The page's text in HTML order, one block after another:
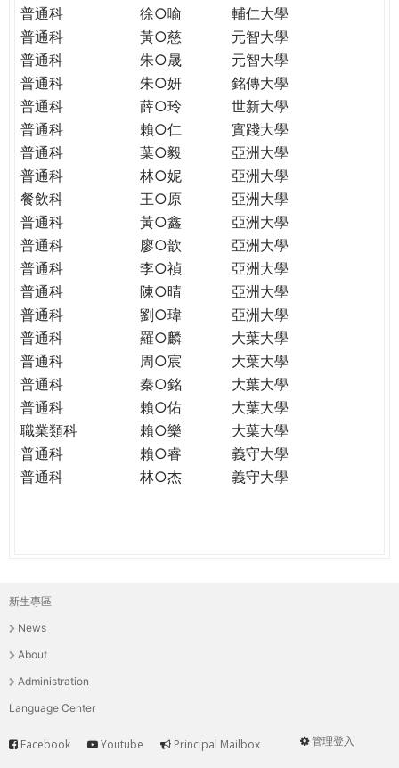
普通科
徐○喻
輔仁大學
普通科
黃○慈
元智大學
普通科
朱○晟
元智大學
普通科
朱○妍
銘傳大學
普通科
薛○玲
世新大學
普通科
賴○仁
實踐大學
普通科
葉○毅
亞洲大學
普通科
林○妮
亞洲大學
餐飲科
王○原
亞洲大學
普通科
黃○鑫
亞洲大學
普通科
廖○歆
亞洲大學
普通科
李○禎
亞洲大學
普通科
陳○晴
亞洲大學
普通科
劉○瑋
亞洲大學
普通科
羅○麟
大葉大學
普通科
周○宸
大葉大學
普通科
秦○銘
大葉大學
普通科
賴○佑
大葉大學
職業類科
賴○樂
大葉大學
普通科
賴○睿
義守大學
普通科
林○杰 義守大學
主
選
單
新生專區
News
About
Administration
Language Center
User
管理登入
Service
Facebook Youtube Principal Mailbox